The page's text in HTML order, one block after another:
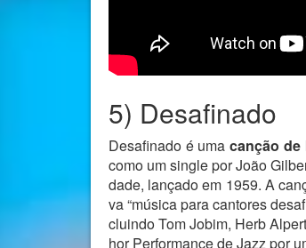
5) Desafinado
Desafinado é umacanção de
como um single por João
dade, lançado em 1959. A
va “música para cantores
cluindo Tom Jobim, Herb
hor Performance de Jazz por